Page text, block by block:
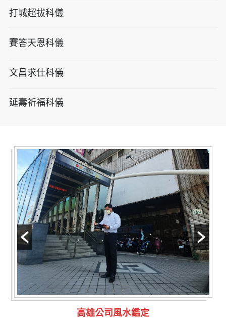
打城超拔科儀
賽答天恩科儀
文昌求仕科儀
延壽祈福科儀
林氏福主量子生基造命